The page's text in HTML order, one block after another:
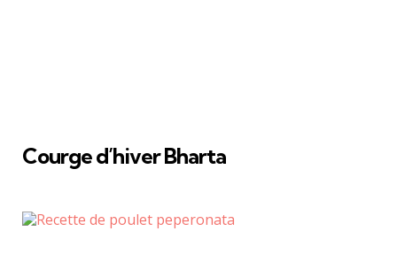
Courge d’hiver Bharta